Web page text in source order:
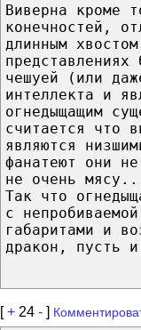
Виверна кроме
конечностей,
длинным
чешуей (или
интеллекта и
огнедыщащим
считается что
являются
фанатеют они
не очень
Так что
с
габаритами и
дракон, пусть
[+ 24 - ]